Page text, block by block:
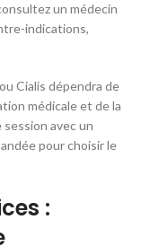
un médecin
indications,
Cialis dépendra de
médicale et de la
avec un
pour choisir le
: